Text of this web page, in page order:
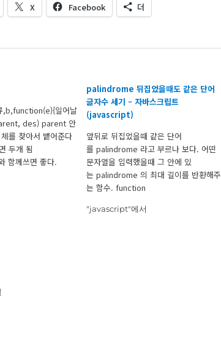
X Facebook 더
,b,function(e){일어날
des) parent 안
를 찾아서 뱉어준다
두개 됨
함께쓰면 좋다.
palindrome 뒤집었을때도 같은 단어
글자수 세기 – 자바스크립트
(javascript)
앞뒤로 뒤집었을때 같은 단어
를 palindrome 라고 부르나 보다. 어떤
문자열을 입력했을때 그 안에 있
는 palindrome 의 최대 길이를 반환해주
는 함수. function
var num = 0; var arr = []; //단어 경우의
"javascript"에서